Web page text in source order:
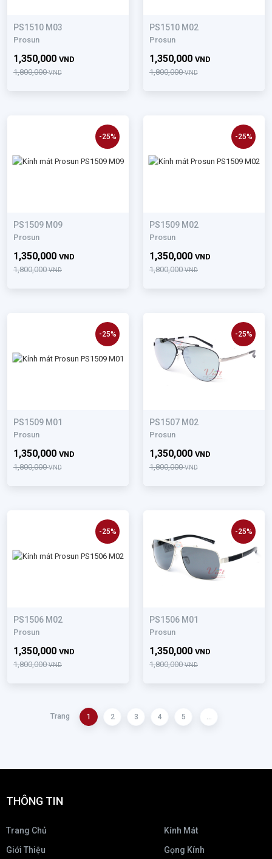
PS1510 M03
Prosun
1,800,000VND
1,350,000 VND
PS1510 M02
Prosun
1,800,000VND
1,350,000 VND
PS1509 M09
Prosun
1,800,000VND
1,350,000 VND
-25%
PS1509 M02
Prosun
1,800,000VND
1,350,000 VND
-25%
PS1509 M01
Prosun
1,800,000VND
1,350,000 VND
-25%
PS1507 M02
Prosun
1,800,000VND
1,350,000 VND
-25%
PS1506 M02
Prosun
1,800,000VND
1,350,000 VND
-25%
PS1506 M01
Prosun
1,800,000VND
1,350,000 VND
-25%
Trang 1 2 3 4 5 ...
THÔNG TIN
Trang Chủ
Giới Thiệu
Kính Mát
Gọng Kính